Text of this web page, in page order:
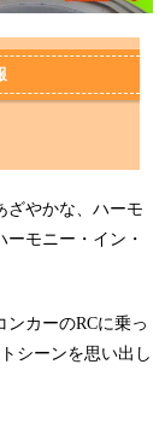
ざやかな、ハーモ
モニー・イン・
ンカーのRCに乗っ
シーンを思い出し